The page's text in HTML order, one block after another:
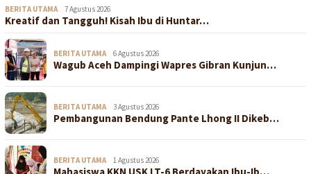
BERITA UTAMA 7 Agustus 2026
Kreatif dan Tangguh! Kisah Ibu di Huntar…
BERITA UTAMA 6 Agustus 2026
Wagub Aceh Dampingi Wapres Gibran Kunjun…
BERITA UTAMA 3 Agustus 2026
Pembangunan Bendung Pante Lhong II Dikeb…
BERITA UTAMA 1 Agustus 2026
Mahasiswa KKN USK LT-6 Berdayakan Ibu-Ib…